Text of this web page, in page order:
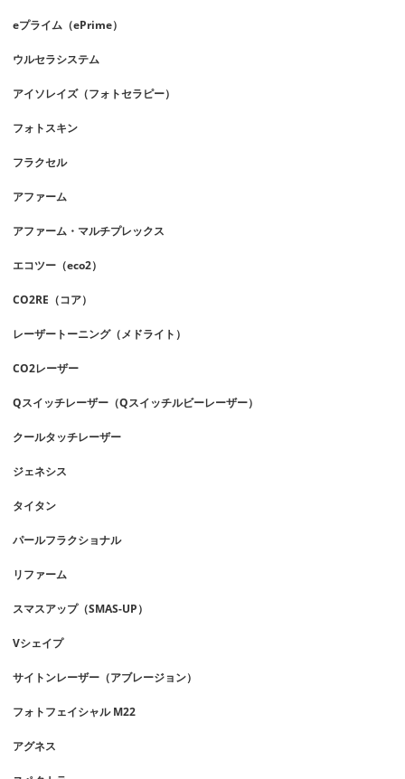
eプライム（ePrime）
ウルセラシステム
アイソレイズ（フォトセラピー）
フォトスキン
フラクセル
アファーム
アファーム・マルチプレックス
エコツー（eco2）
CO2RE（コア）
レーザートーニング（メドライト）
CO2レーザー
Qスイッチレーザー（Qスイッチルビーレーザー）
クールタッチレーザー
ジェネシス
タイタン
パールフラクショナル
リファーム
スマスアップ（SMAS-UP）
Vシェイプ
サイトンレーザー（アブレージョン）
フォトフェイシャル M22
アグネス